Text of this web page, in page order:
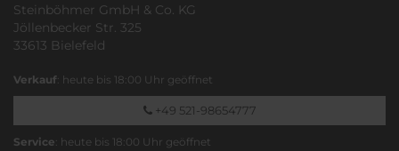
Steinböhmer GmbH & Co. KG
Jöllenbecker Str. 325
33613 Bielefeld
Verkauf: heute bis 18:00 Uhr geöffnet
+49 521-98654777
Service: heute bis 18:00 Uhr geöffnet